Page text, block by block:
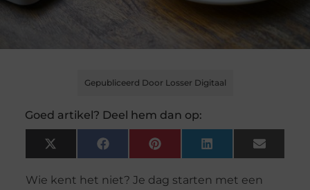
Gepubliceerd Door Losser Digitaal
Goed artikel? Deel hem dan op:
X
(Twitter)
FacebookPinterest LinkedIn Email
Wie kent het niet? Je dag starten met een